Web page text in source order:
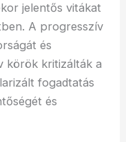
jelentős vitákat
A progresszív
és
körök kritizálták a
fogadtatás
és